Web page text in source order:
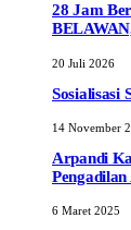
28 Jam
20 Juli 2026
Sosialisasi
14 November
Arpandi
6 Maret 2025